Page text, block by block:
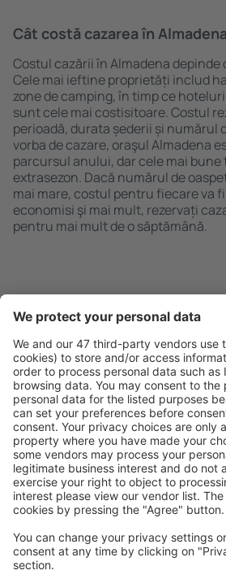
Cât costă cazarea în
Costul cazării în Almadena
Cele mai ieftine proprietăți includ
zone de camping, în timp ce
sunt cele mai costisitoare. Costul
perioadă, durata șederii și numărul
vorba de cazare, oraşul Almadena
parcursul anului, dar cele mai
extrasezon. Dacă numărul de
mai mare, costul pentru fiecare va
economisi şi mai mult, rezervați
pentru mai mult de o săptămână.
Caută rapid şi uşor
Ofertă adaptată aşteptărilor tale.
Planifică ȋn siguranţă
Rezervare fără griji cu opțiune
Economiseşte mai mult
Prețuri atractive și oferte
conectați.
Alege din peste 1,3 mil. de
apartamente și altele.